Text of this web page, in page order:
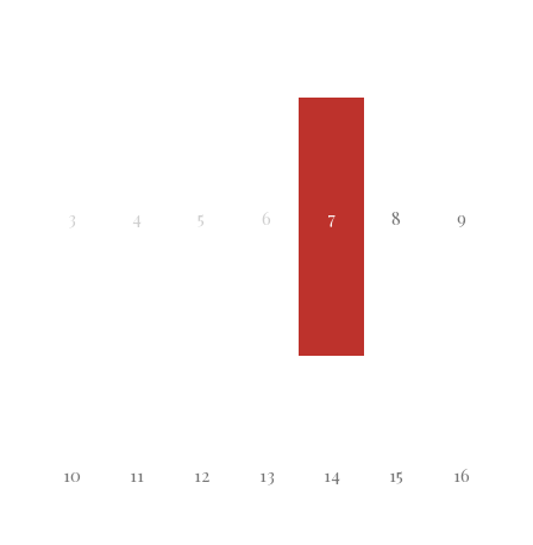
3 4 5 6 7 8 9
10 11 12 13 14 15 16